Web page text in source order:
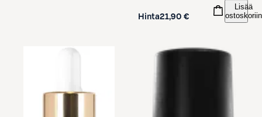
Hinta21,90 €
Lisää
ostoskoriin